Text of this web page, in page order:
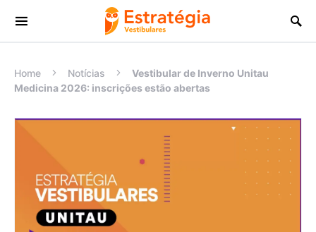
Procurar:
Home Notícias
Vestibular de Inverno Unitau
Medicina 2026: inscrições estão abertas